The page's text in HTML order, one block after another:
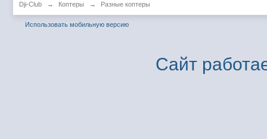
Dji-Club → Коптеры → Разные коптеры
Использовать мобильную версию
Сайт